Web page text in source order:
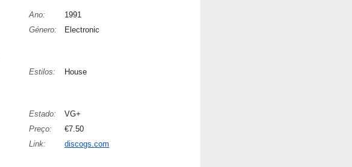
Ano:
1991
Género: Electronic
Estilos: House
Estado:
VG+
Preço:
€7.50
Link:
discogs.com